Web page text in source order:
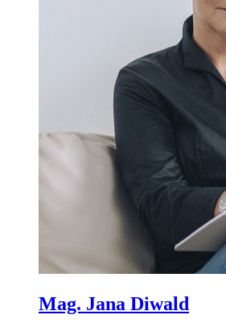
Mag. Jana Diwald